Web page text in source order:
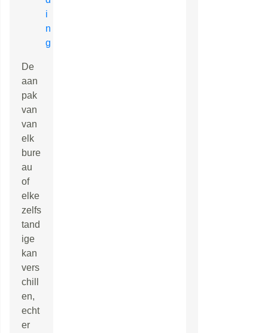
i
n
g
De
aan
pak
van
van
elk
bure
au
of
elke
zelfs
tand
ige
kan
vers
chill
en,
echt
er